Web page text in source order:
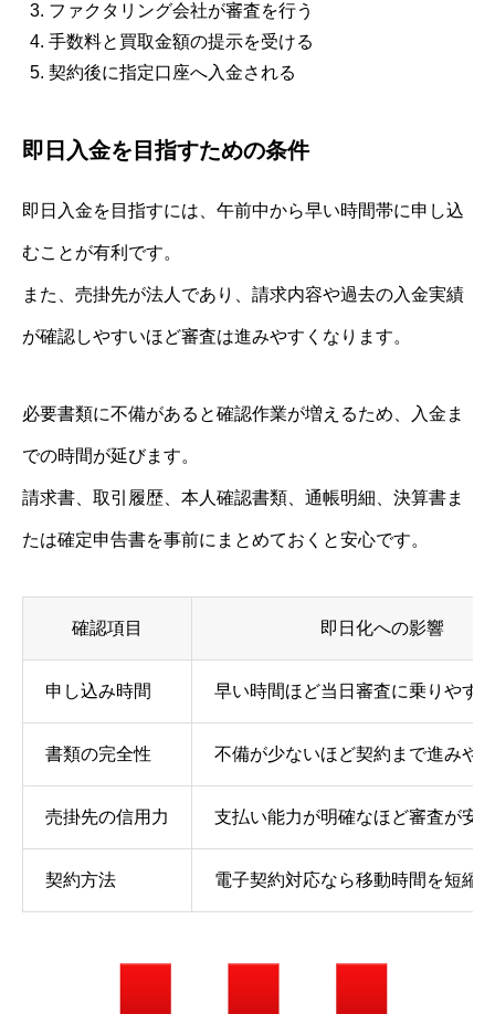
ファクタリング会社が審査を行う
手数料と買取金額の提示を受ける
契約後に指定口座へ入金される
即日入金を目指すための条件
即日入金を目指すには、午前中から早い時間帯に申し込
むことが有利です。
また、売掛先が法人であり、請求内容や過去の入金実績
が確認しやすいほど審査は進みやすくなります。
必要書類に不備があると確認作業が増えるため、入金ま
での時間が延びます。
請求書、取引履歴、本人確認書類、通帳明細、決算書ま
たは確定申告書を事前にまとめておくと安心です。
確認項目 即日化への影響
申し込み時間 早い時間ほど当日審査に乗りやす
書類の完全性 不備が少ないほど契約まで進みや
売掛先の信用力 支払い能力が明確なほど審査が安
契約方法 電子契約対応なら移動時間を短縮